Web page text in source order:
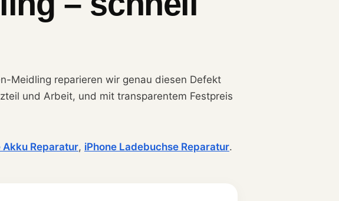
Meidling reparieren wir genau diesen Defekt
und Arbeit, und mit transparentem Festpreis
Akku Reparatur, iPhone Ladebuchse Reparatur.